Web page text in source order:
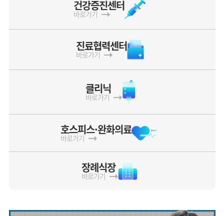
건강증진센터
바로가기
진료협력센터
바로가기
클리닉
바로가기
호스피스·완화의료
바로가기
장례식장
바로가기